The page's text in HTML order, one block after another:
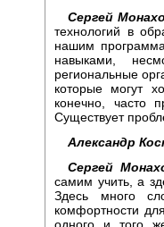
Сергей
технологий в
нашим
навыками,
региональные
которые могут
конечно, часто
Существует
Александр
Сергей
самим учить, а
Здесь много
комфортности
одного и того